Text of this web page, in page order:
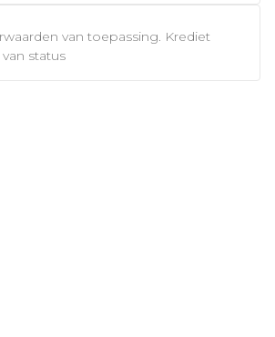
van toepassing. Krediet
status